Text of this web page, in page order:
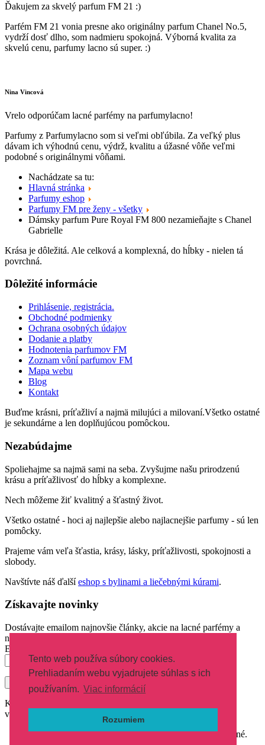
Tento web používa súbory cookies.
Prehliadaním webu vyjadrujete súhlas s ich
používaním. Viac informácií
Rozumiem
Ďakujem za skvelý parfum FM 21 :)
Parfém FM 21 vonia presne ako originálny parfum Chanel No.5,
vydrží dosť dlho, som nadmieru spokojná. Výborná kvalita za
skvelú cenu, parfumy lacno sú super. :)
Nina Vincová
Vrelo odporúčam lacné parfémy na parfumylacno!
Parfumy z Parfumylacno som si veľmi obľúbila. Za veľký plus
dávam ich výhodnú cenu, výdrž, kvalitu a úžasné vôňe veľmi
podobné s originálnymi vôňami.
Nachádzate sa tu:
Hlavná stránka
Parfumy eshop
Parfumy FM pre ženy - všetky
Dámsky parfum Pure Royal FM 800 nezamieňajte s Chanel
Gabrielle
Krása je dôležitá. Ale celková a komplexná, do hĺbky - nielen tá
povrchná.
Dôležité informácie
Prihlásenie, registrácia.
Obchodné podmienky
Ochrana osobných údajov
Dodanie a platby
Hodnotenia parfumov FM
Zoznam vôní parfumov FM
Mapa webu
Blog
Kontakt
Buďme krásni, príťažliví a najmä milujúci a milovaní.Všetko ostatné
je sekundárne a len doplňujúcou pomôckou.
Nezabúdajme
Spoliehajme sa najmä sami na seba. Zvyšujme našu prirodzenú
krásu a príťažlivosť do hĺbky a komplexne.
Nech môžeme žiť kvalitný a šťastný život.
Všetko ostatné - hoci aj najlepšie alebo najlacnejšie parfumy - sú len
pomôcky.
Prajeme vám veľa šťastia, krásy, lásky, príťažlivosti, spokojnosti a
slobody.
Navštívte náš ďalšíeshop s bylinami a liečebnými kúrami.
Získavajte novinky
Dostávajte emailom najnovšie články, akcie na lacné parfémy a
novinky parfumov.
Email
Kvalitné a lacné parfumy FM v najobľúbenejších svetových
vôňach.
Copyright © 2021 Parfumylacno.sk Všetky práva vyhradené.